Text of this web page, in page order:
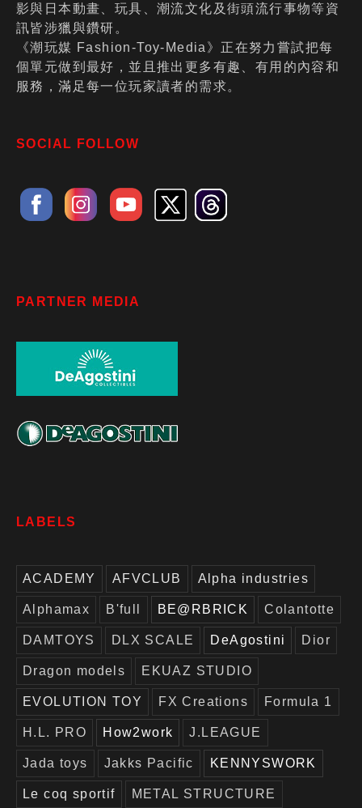
影與日本動畫、玩具、潮流文化及街頭流行事物等資
訊皆涉獵與鑽研。
《潮玩媒 Fashion-Toy-Media》正在努力嘗試把每
個單元做到最好，並且推出更多有趣、有用的內容和
服務，滿足每一位玩家讀者的需求。
SOCIAL FOLLOW
PARTNER MEDIA
LABELS
ACADEMY AFVCLUB Alpha industries
Alphamax B'full BE@RBRICK Colantotte
DAMTOYS DLX SCALE DeAgostini Dior
Dragon models EKUAZ STUDIO
EVOLUTION TOY FX Creations Formula 1
H.L. PRO How2work J.LEAGUE
Jada toys Jakks Pacific KENNYSWORK
Le coq sportif METAL STRUCTURE